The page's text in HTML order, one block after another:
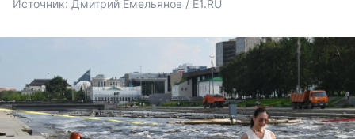
Источник: Дмитрий Емельянов / E1.RU